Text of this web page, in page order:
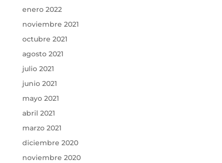
enero 2022
noviembre 2021
octubre 2021
agosto 2021
julio 2021
junio 2021
mayo 2021
abril 2021
marzo 2021
diciembre 2020
noviembre 2020